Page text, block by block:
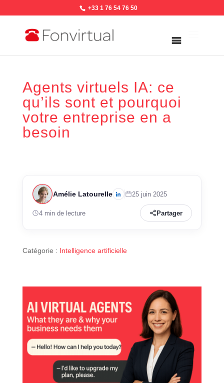
+33 1 76 54 76 50
Agents virtuels IA: ce
qu’ils sont et pourquoi
votre entreprise en a
besoin
Amélie Latourelle 25 juin 2025
4 min de lecture Partager
Catégorie : Intelligence artificielle